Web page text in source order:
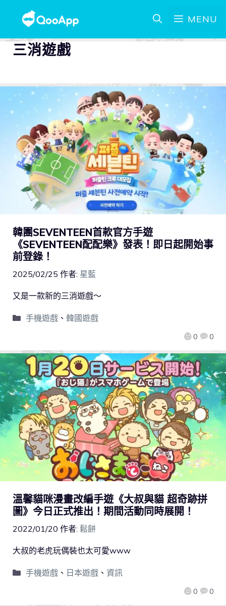
MENU
三消遊戲
韓團SEVENTEEN首款官方手遊
《SEVENTEEN配配樂》發表！即日起開始事
前登錄！
2025/02/25 作者: 星藍
0 0
又是一款新的三消遊戲～
手機遊戲、 韓國遊戲
溫馨貓咪漫畫改編手遊《大叔與貓 超奇跡拼
圖》今日正式推出！期間活動同時展開！
2022/01/20 作者: 鬆餅
0 0
大叔的老虎玩偶裝也太可愛www
手機遊戲、 日本遊戲、 資訊